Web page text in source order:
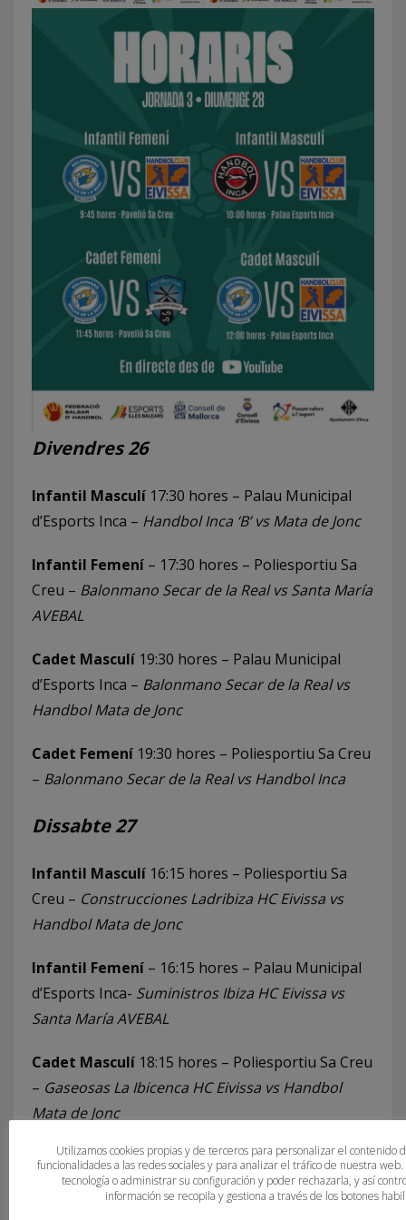
Divendres 26
Infantil Masculí 17:30 hores – Palau Municipal
d’Esports Inca – Handbol Inca ‘B’ vs Mata de Jonc
Infantil Femení – 17:30 hores – Poliesportiu Sa
Creu – Balonmano Secar de la Real vs Santa María
AVEBAL
Cadet Masculí 19:30 hores – Palau Municipal
d’Esports Inca – Balonmano Secar de la Realvs
Handbol Mata de Jonc
Cadet Femení 19:30 hores – Poliesportiu Sa Creu
– Balonmano Secar de la Realvs Handbol Inca
Dissabte 27
Infantil Masculí 16:15 hores – Poliesportiu Sa
Creu – Construcciones Ladribiza HC Eivissa vs
Handbol Mata de Jonc
Infantil Femení – 16:15 hores – Palau Municipal
d’Esports Inca- Suministros Ibiza HC Eivissa vs
Santa María AVEBAL
Cadet Masculí 18:15 hores – Poliesportiu Sa Creu
– Gaseosas La Ibicenca HC Eivissa vs Handbol
Mata de Jonc
Cadet Femení18:15 hores – Palau Municipal
d’Esports Inca –Sa Ferradura Puchi vsHandbol
Utilizamos cookies propias y de terceros para personalizar el contenido
funcionalidades a las redes sociales y para analizar el tráfico de nuestra
tecnología o administrar su configuración y poder rechazarla, y así
información se recopila y gestiona a través de los botones